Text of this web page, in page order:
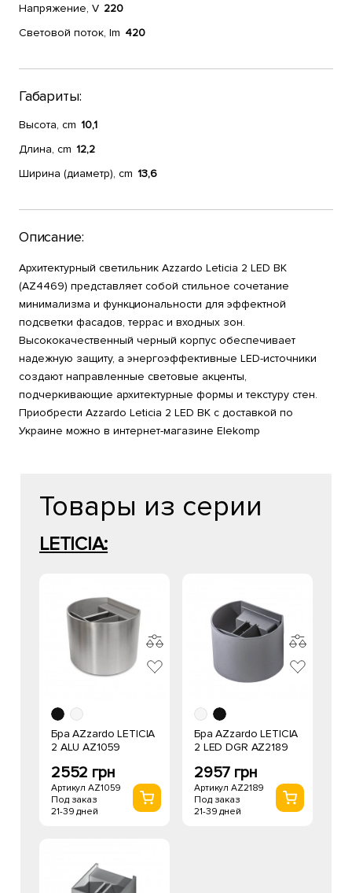
Напряжение, V 220
Световой поток, lm 420
Габариты:
Высота, cm 10,1
Длина, cm 12,2
Ширина (диаметр), cm 13,6
Описание:
Архитектурный светильник Azzardo Leticia 2 LED BK
(AZ4469) представляет собой стильное сочетание
минимализма и функциональности для эффектной
подсветки фасадов, террас и входных зон.
Высококачественный черный корпус обеспечивает
надежную защиту, а энергоэффективные LED-источники
создают направленные световые акценты,
подчеркивающие архитектурные формы и текстуру стен.
Приобрести Azzardo Leticia 2 LED BK с доставкой по
Украине можно в интернет-магазине Elekomp
Товары из серии
LETICIA:
Бра AZzardo LETICIA
2 ALU AZ1059
2552 грн
Артикул AZ1059
Под заказ
21-39 дней
Бра AZzardo LETICIA
2 LED DGR AZ2189
2957 грн
Артикул AZ2189
Под заказ
21-39 дней